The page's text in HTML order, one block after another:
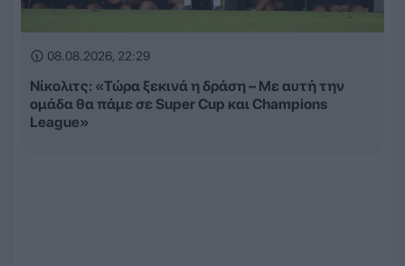
08.08.2026, 22:29
Νίκολιτς: «Τώρα ξεκινά η δράση – Με αυτή την
ομάδα θα πάμε σε Super Cup και Champions
League»